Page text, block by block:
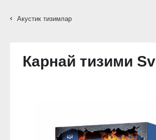
Акустик тизимлар
Карнай тизими